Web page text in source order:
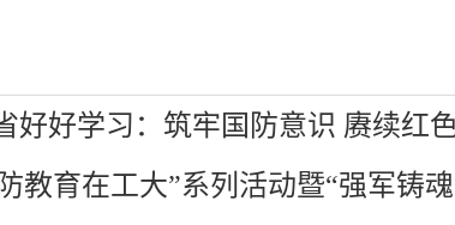
好好学习：筑牢国防意识 赓续
教育在工大”系列活动暨“强军铸